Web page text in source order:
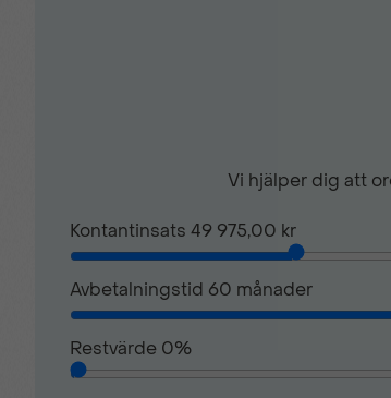
Startspärr
Vi hjälper dig att
Kontantinsats 49 975,00 kr
Avbetalningstid 60 månader
Restvärde 0%